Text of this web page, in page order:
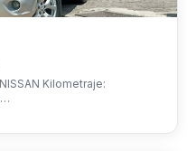
Kilometraje: